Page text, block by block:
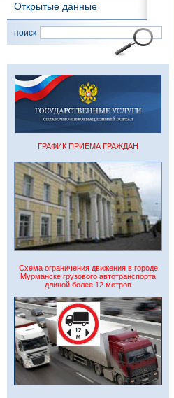
Открытые данные
поиск
ГРАФИК ПРИЕМА ГРАЖДАН
Схема ограничения движения в городе
Мурманске грузового автотранспорта
длиной более 12 метров